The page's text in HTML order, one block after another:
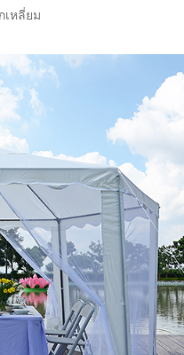
เหลี่ยม